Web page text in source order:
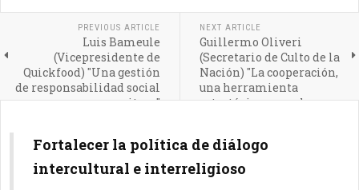
PREVIOUS ARTICLE
Luis Bameule
(Vicepresidente de
Quickfood) "Una gestión
de responsabilidad social
exitosa"
NEXT ARTICLE
Guillermo Oliveri
(Secretario de Culto de la
Nación) "La cooperación,
una herramienta
estratégica para el
Fortalecer la política de diálogo
intercultural e interreligioso